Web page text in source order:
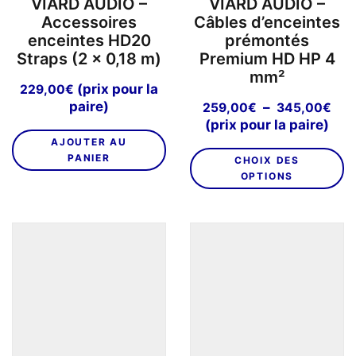
VIARD AUDIO –
Accessoires
enceintes HD20
Straps (2 x 0,18 m)
229,00€ (prix pour la
paire)
AJOUTER AU
PANIER
VIARD AUDIO –
Câbles d’enceintes
prémontés
Premium HD HP 4
mm²
259,00€ – 345,00€
(prix pour la paire)
CHOIX DES
OPTIONS